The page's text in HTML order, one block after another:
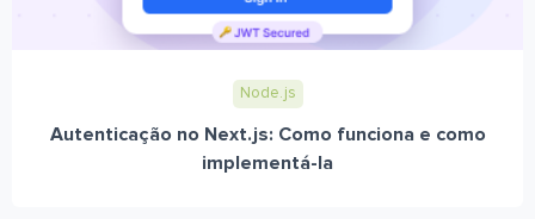
Node.js
Autenticação no Next.js: Como funciona e como
implementá-la